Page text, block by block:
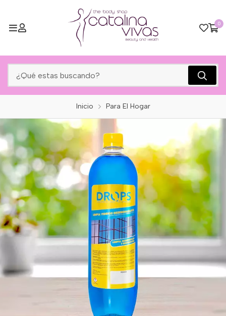
0
Inicio Para El Hogar